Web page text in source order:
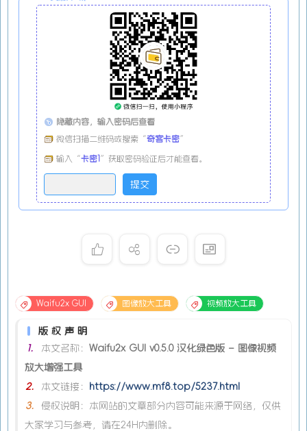
隐藏内容，输入密码后查看
微信扫描二维码或搜索“奇客卡密”
输入“卡密1 ”获取密码验证后才能查看。
Waifu2x GUI 图像放大工具 视频放大工具
版权声明
1.
本文名称： Waifu2x GUI v0.5.0 汉化绿色版 – 图像视频
放大增强工具
2.
本文链接：
https://www.mf8.top/5237.html
3.
侵权说明：本网站的文章部分内容可能来源于网络，仅供
大家学习与参考，请在24H内删除。